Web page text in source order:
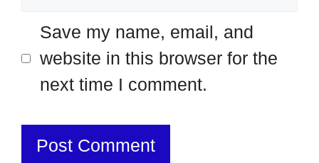
Save my name, email, and
website in this browser for the
next time I comment.